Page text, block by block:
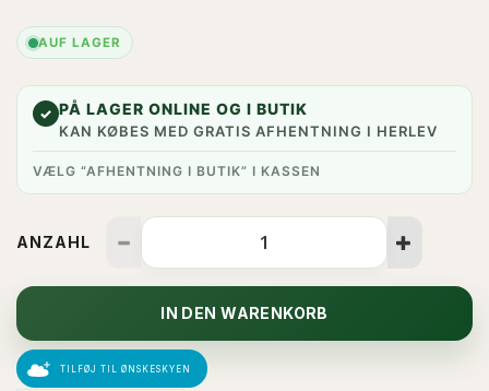
AUF LAGER
✓ PÅ LAGER ONLINE OG I BUTIK
KAN KØBES MED GRATIS AFHENTNING I HERLEV
VÆLG “AFHENTNING I BUTIK” I KASSEN
ANZAHL
IN DEN WARENKORB
TILFØJ TIL ØNSKESKYEN